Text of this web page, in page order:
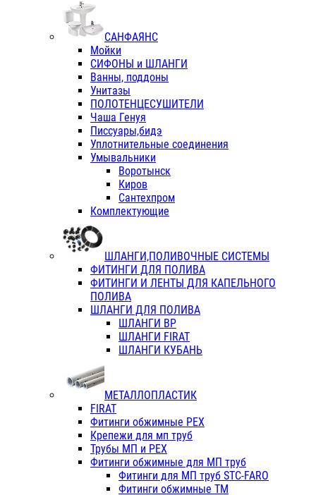
САНФАЯНС
Мойки
СИФОНЫ и ШЛАНГИ
Ванны, поддоны
Унитазы
ПОЛОТЕНЦЕСУШИТЕЛИ
Чаша Генуя
Писсуары,бидэ
Уплотнительные соединения
Умывальники
Воротынск
Киров
Сантехпром
Комплектующие
ШЛАНГИ,ПОЛИВОЧНЫЕ СИСТЕМЫ
ФИТИНГИ ДЛЯ ПОЛИВА
ФИТИНГИ И ЛЕНТЫ ДЛЯ КАПЕЛЬНОГО
ПОЛИВА
ШЛАНГИ ДЛЯ ПОЛИВА
ШЛАНГИ ВР
ШЛАНГИ FIRAT
ШЛАНГИ КУБАНЬ
МЕТАЛЛОПЛАСТИК
FIRAT
Фитинги обжимные PEX
Крепежи для мп труб
Трубы МП и PEX
Фитинги обжимные для МП труб
Фитинги для МП труб STC-FARO
Фитинги обжимные ТМ